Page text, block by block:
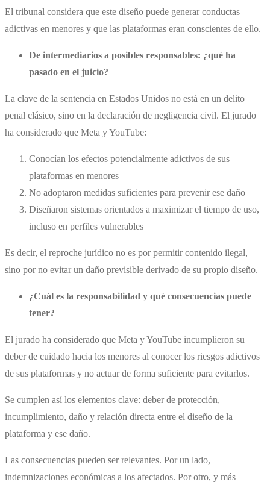
El tribunal considera que este diseño puede generar conductas
adictivas en menores y que las plataformas eran conscientes de ello.
De intermediarios a posibles responsables: ¿qué ha
pasado en el juicio?
La clave de la sentencia en Estados Unidos no está en un delito
penal clásico, sino en la declaración de negligencia civil. El jurado
ha considerado que Meta y YouTube:
Conocían los efectos potencialmente adictivos de sus
plataformas en menores
No adoptaron medidas suficientes para prevenir ese daño
Diseñaron sistemas orientados a maximizar el tiempo de uso,
incluso en perfiles vulnerables
Es decir, el reproche jurídico no es por permitir contenido ilegal,
sino por no evitar un daño previsible derivado de su propio diseño.
¿Cuál es la responsabilidad y qué consecuencias puede
tener?
El jurado ha considerado que Meta y YouTube incumplieron su
deber de cuidado hacia los menores al conocer los riesgos adictivos
de sus plataformas y no actuar de forma suficiente para evitarlos.
Se cumplen así los elementos clave: deber de protección,
incumplimiento, daño y relación directa entre el diseño de la
plataforma y ese daño.
Las consecuencias pueden ser relevantes. Por un lado,
indemnizaciones económicas a los afectados. Por otro, y más